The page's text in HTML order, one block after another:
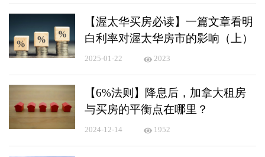
【渥太华买房必读】一篇文章看明
白利率对渥太华房市的影响（上）
2025-01-22 2023
【6%法则】降息后，加拿大租房
与买房的平衡点在哪里？
2024-12-14 1952